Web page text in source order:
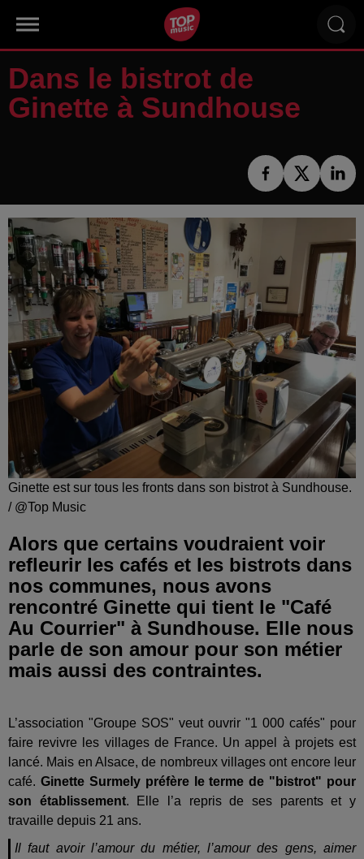
Dans le bistrot de
Ginette à Sundhouse
Ginette est sur tous les fronts dans son bistrot à Sundhouse.
/ @Top Music
Alors que certains voudraient voir
refleurir les cafés et les bistrots dans
nos communes, nous avons
rencontré Ginette qui tient le "Café
Au Courrier" à Sundhouse. Elle nous
parle de son amour pour son métier
mais aussi des contraintes.
L’association "Groupe SOS" veut ouvrir "1 000 cafés" pour
faire revivre les villages de France. Un appel à projets est
lancé. Mais en Alsace, de nombreux villages ont encore leur
café. Ginette Surmely préfère le terme de "bistrot" pour
son établissement. Elle l’a repris de ses parents et y
travaille depuis 21 ans.
Il faut avoir l’amour du métier, l’amour des gens, aimer